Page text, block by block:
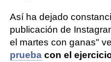
Así ha dejado
publicación de
el martes con ganas"
prueba con el